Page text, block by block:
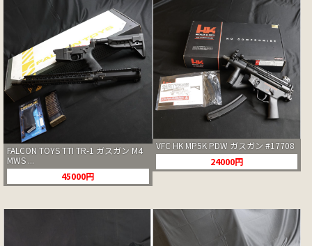
FALCON TOYS TTI TR-1 ガスガン M4
MWS ...
45000円
VFC HK MP5K PDW ガスガン #17708
24000円